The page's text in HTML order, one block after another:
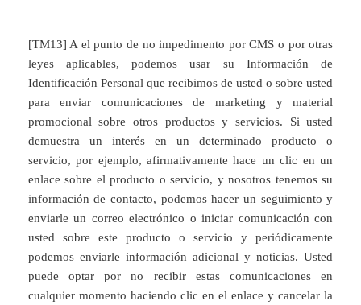
[TM13] A el punto de no impedimento por CMS o por otras
leyes aplicables, podemos usar su Información de
Identificación Personal que recibimos de usted o sobre usted
para enviar comunicaciones de marketing y material
promocional sobre otros productos y servicios. Si usted
demuestra un interés en un determinado producto o
servicio, por ejemplo, afirmativamente hace un clic en un
enlace sobre el producto o servicio, y nosotros tenemos su
información de contacto, podemos hacer un seguimiento y
enviarle un correo electrónico o iniciar comunicación con
usted sobre este producto o servicio y periódicamente
podemos enviarle información adicional y noticias. Usted
puede optar por no recibir estas comunicaciones en
cualquier momento haciendo clic en el enlace y cancelar la